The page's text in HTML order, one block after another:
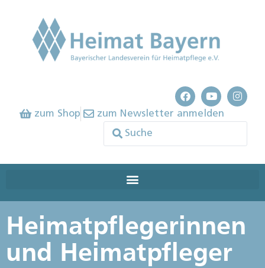
zum Shop zum Newsletter anmelden
Heimatpflegerinnen
und Heimatpfleger